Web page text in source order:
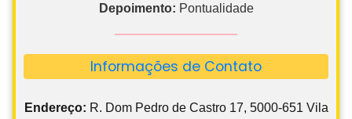
Depoimento: Pontualidade
Informações de Contato
Endereço: R. Dom Pedro de Castro 17, 5000-651 Vila